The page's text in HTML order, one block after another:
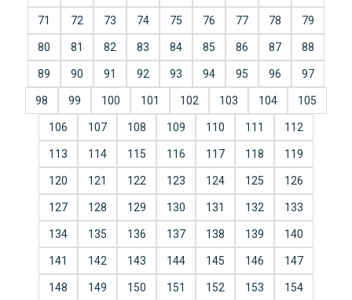
71 72 73 74 75 76 77 78 79
80 81 82 83 84 85 86 87 88
89 90 91 92 93 94 95 96 97
98 99 100 101 102 103 104 105
106 107 108 109 110 111 112
113 114 115 116 117 118 119
120 121 122 123 124 125 126
127 128 129 130 131 132 133
134 135 136 137 138 139 140
141 142 143 144 145 146 147
148 149 150 151 152 153 154